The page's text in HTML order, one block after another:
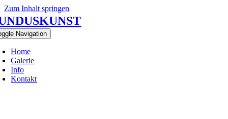
Zum Inhalt springen
Navigation
Home
Galerie
Info
Kontakt